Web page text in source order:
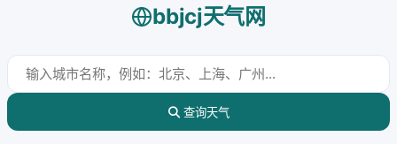
bbjcj天气网
查询天气